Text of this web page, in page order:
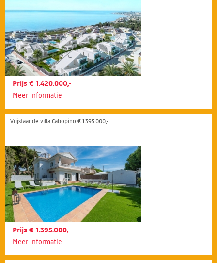
Prijs € 1.420.000,-
Meer informatie
Vrijstaande villa Cabopino € 1.395.000,-
Prijs € 1.395.000,-
Meer informatie